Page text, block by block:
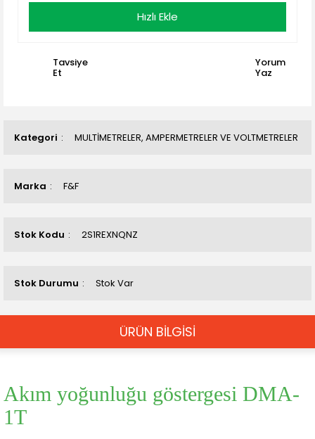
Kategori MULTİMETRELER, AMPERMETRELER VE VOLTMETRELER
Marka F&F
Stok Kodu 2S1REXNQNZ
Stok Durumu Stok Var
Hızlı Ekle
Tavsiye
Et
Yorum
Yaz
ÜRÜN BİLGİSİ
Akım yoğunluğu göstergesi DMA-
1T